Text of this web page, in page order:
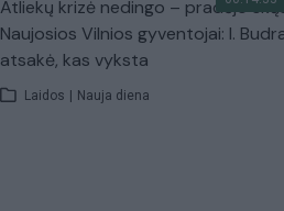
Atliekų krizė nedingo – pradėjo
Naujosios Vilnios gyventojai: I.
atsakė, kas vyksta
Laidos | Nauja diena